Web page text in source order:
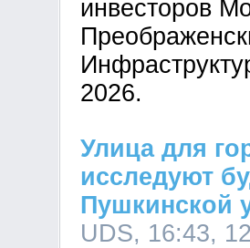
инвесторов
2026.
Улица для
исследуют
Пушкинской
UDS, 16:43,